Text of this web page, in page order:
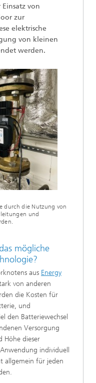
von
zur
elektrische
von kleinen
werden.
durch die Nutzung von
und
mögliche
aus Energy
von anderen
die Kosten für
und
den Batteriewechsel
Versorgung
Höhe dieser
individuell
allgemein für jeden